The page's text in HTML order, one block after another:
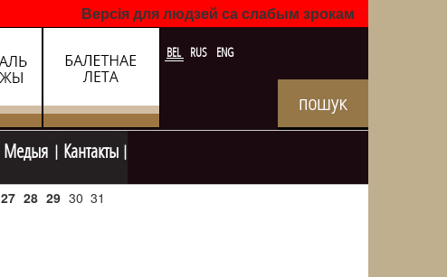
Версія для людзей са слабым зрокам
BEL RUS ENG
Медыя Кантакты
27 28 29 30 31